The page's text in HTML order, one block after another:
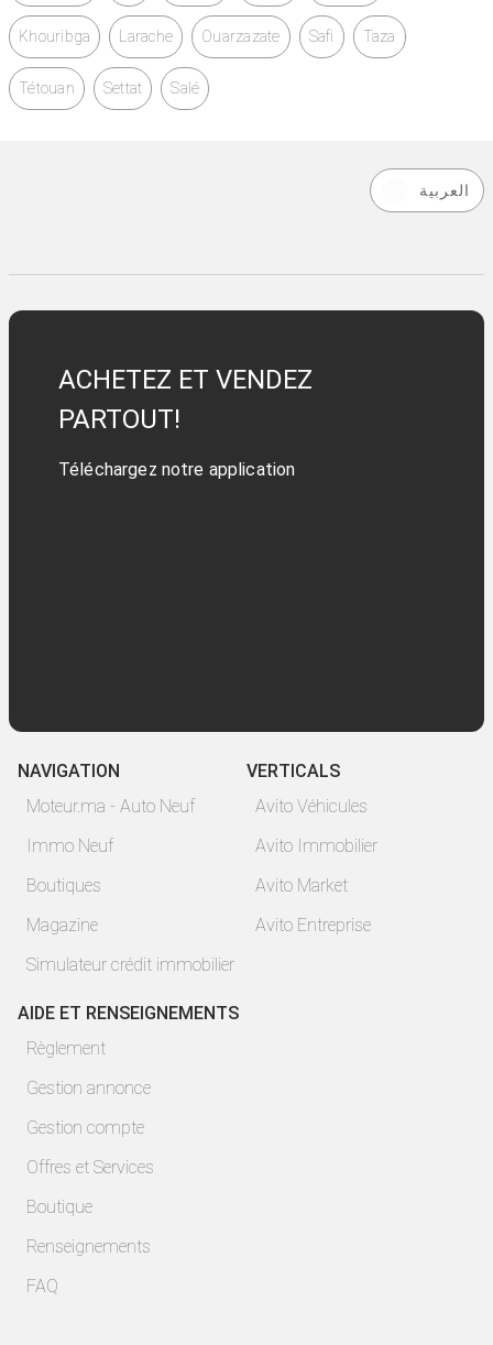
Khouribga Larache Ouarzazate Safi Taza
Tétouan Settat Salé
العربية
ACHETEZ ET VENDEZ
PARTOUT!
Téléchargez notre application
NAVIGATION
Moteur.ma - Auto Neuf
Immo Neuf
Boutiques
Magazine
Simulateur crédit immobilier
VERTICALS
Avito Véhicules
Avito Immobilier
Avito Market
Avito Entreprise
AIDE ET RENSEIGNEMENTS
Règlement
Gestion annonce
Gestion compte
Offres et Services
Boutique
Renseignements
FAQ